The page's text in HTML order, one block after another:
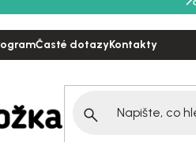
Časté dotazyKontakty